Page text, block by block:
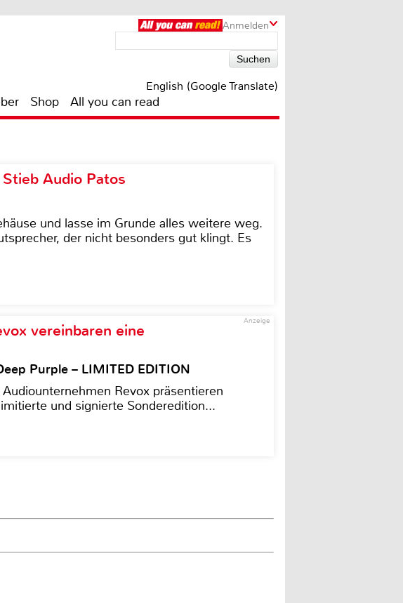
Anmelden
English (Google Translate)
Shop All you can read
Audio Patos
und lasse im Grunde alles weitere weg.
der nicht besonders gut klingt. Es
Anzeige
vereinbaren eine
Purple – LIMITED EDITION
Revox präsentieren
und signierte Sonderedition...